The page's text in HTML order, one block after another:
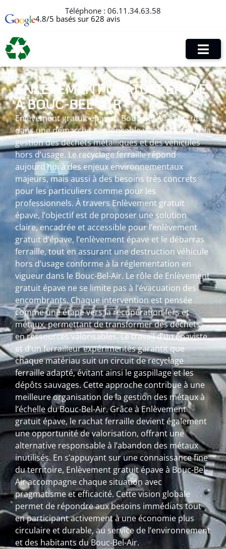
Téléphone : 06.11.34.63.58
4.8/5 basés sur 628 avis
ENLÈVEMENT GRATUIT ÉPAVE
À BOUC-BEL-AIR
Enlèvement gratuit épave à Bouc-Bel-Air s’inscrit
dans une démarche responsable visant à faciliter la
gestion des déchets métalliques et des véhicules
hors d’usage. Le recyclage ferraille répond
aujourd’hui à des enjeux environnementaux
majeurs, mais aussi à des besoins très concrets
pour les particuliers comme pour les
professionnels. À travers Enlèvement gratuit
épave, l’objectif est de proposer une solution
claire, encadrée et accessible pour l’enlèvement
gratuit d’épave, l’enlèvement épave et le débarras
ferraille, tout en assurant une destruction véhicule
hors d’usage conforme à la réglementation en
vigueur dans le Bouc-Bel-Air. Le rôle de Enlèvement
gratuit épave ne se limite pas à l’évacuation des
encombrants. Chaque intervention est pensée
comme une étape vers la récupération fers et
métaux, permettant de transformer des déchets
en ressources valorisables. Le travail d’un épaviste
et d’un ferrailleur expérimentés garantit que
chaque matériau suit un circuit de recyclage
ferraille adapté, évitant ainsi le gaspillage et les
dépôts sauvages. Cette approche contribue à une
meilleure organisation de la gestion des métaux à
l’échelle du Bouc-Bel-Air. Grâce à Enlèvement
gratuit épave, le rachat ferraille devient également
une opportunité de valorisation, offrant une
alternative responsable à l’abandon des métaux
inutilisés. En s’appuyant sur une connaissance fine
du territoire, Enlèvement gratuit épave à Bouc-Bel-
Air accompagne chaque situation avec
pragmatisme et efficacité. Cette vision globale
permet de répondre aux besoins immédiats tout
en participant activement à une économie plus
circulaire et durable, au service de l’environnement
et des habitants du Bouc-Bel-Air.